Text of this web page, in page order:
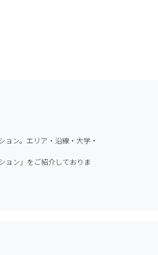
ン。エリア・沿線・大学・
ョン」をご紹介しておりま